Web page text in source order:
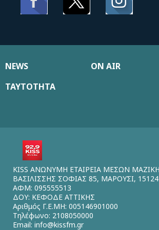
NEWS ON AIR
ΤΑΥΤΟΤΗΤΑ
KISS ΑΝΩΝΥΜΗ ΕΤΑΙΡΕΙΑ ΜΕΣΩΝ
ΒΑΣΙΛΙΣΣΗΣ ΣΟΦΙΑΣ 85, ΜΑΡΟΥΣΙ, 15124
ΑΦΜ: 095555513
ΔΟΥ: ΚΕΦΟΔΕ ΑΤΤΙΚΗΣ
Αριθμός Γ.Ε.ΜΗ: 005146901000
Τηλέφωνο: 2108050000
Email: info@kissfm.gr